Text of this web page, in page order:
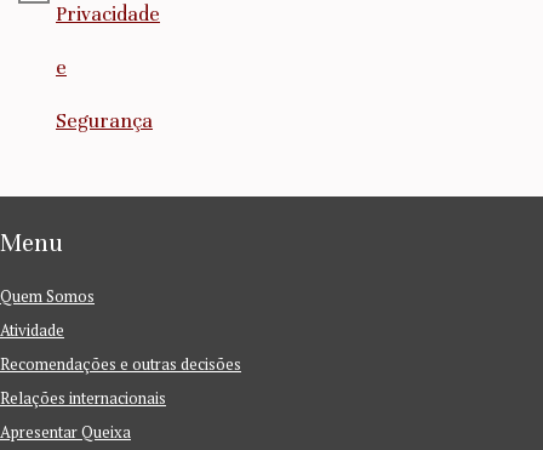
Privacidade
e
Segurança
Menu
Quem Somos
Atividade
Recomendações e outras decisões
Relações internacionais
Apresentar Queixa